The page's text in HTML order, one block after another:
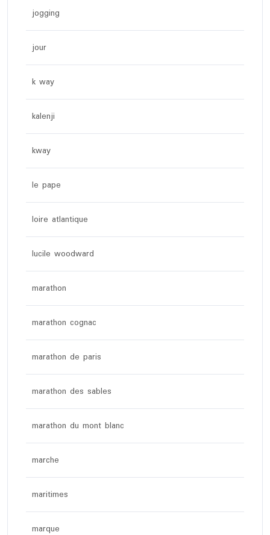
jogging
jour
k way
kalenji
kway
le pape
loire atlantique
lucile woodward
marathon
marathon cognac
marathon de paris
marathon des sables
marathon du mont blanc
marche
maritimes
marque